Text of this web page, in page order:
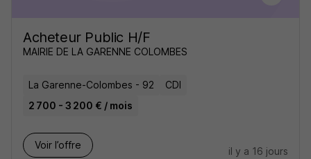
Acheteur Public H/F
MAIRIE DE LA GARENNE COLOMBES
La Garenne-Colombes - 92
CDI
2 700 - 3 200 € / mois
Voir l’offre
il y a 16 jours